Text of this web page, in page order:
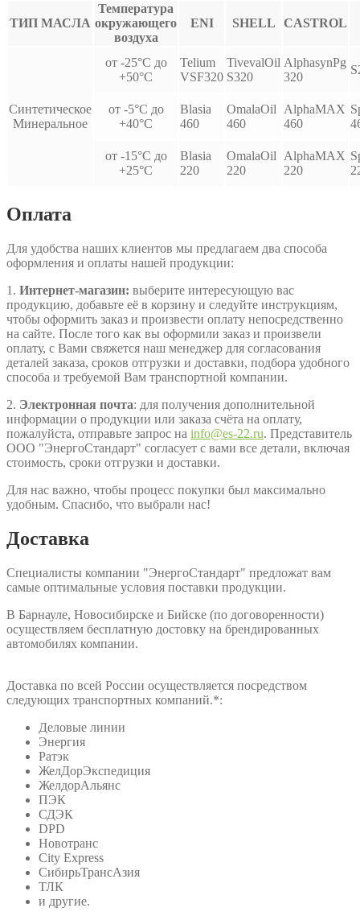
ТИП МАСЛА
Температура
окружающего
воздуха
ENI SHELL CASTROL
Синтетическое
Минеральное
от -25°С до
+50°С
Telium
VSF320
TivevalOil
S320
AlphasynPg
320
от -5°С до
+40°С
Blasia
460
OmalaOil
460
AlphaMAX
460
от -15°С до
+25°С
Blasia
220
OmalaOil
220
AlphaMAX
220
Оплата
Для удобства наших клиентов мы предлагаем два способа
оформления и оплаты нашей продукции:
1. Интернет-магазин: выберите интересующую вас
продукцию, добавьте её в корзину и следуйте инструкциям,
чтобы оформить заказ и произвести оплату непосредственно
на сайте. После того как вы оформили заказ и произвели
оплату, с Вами свяжется наш менеджер для согласования
деталей заказа, сроков отгрузки и доставки, подбора удобного
способа и требуемой Вам транспортной компании.
2. Электронная почта: для получения дополнительной
информации о продукции или заказа счёта на оплату,
пожалуйста, отправьте запрос на info@es-22.ru. Представитель
ООО "ЭнергоСтандарт" согласует с вами все детали, включая
стоимость, сроки отгрузки и доставки.
Для нас важно, чтобы процесс покупки был максимально
удобным. Спасибо, что выбрали нас!
Доставка
Специалисты компании "ЭнергоСтандарт" предложат вам
самые оптимальные условия поставки продукции.
В Барнауле, Новосибирске и Бийске (по договоренности)
осуществляем бесплатную достовку на брендированных
автомобилях компании.
Доставка по всей России осуществляется посредством
следующих транспортных компаний.*:
Деловые линии
Энергия
Ратэк
ЖелДорЭкспедиция
ЖелдорАльянс
ПЭК
СДЭК
DPD
Новотранс
City Express
СибирьТрансАзия
ТЛК
и другие.